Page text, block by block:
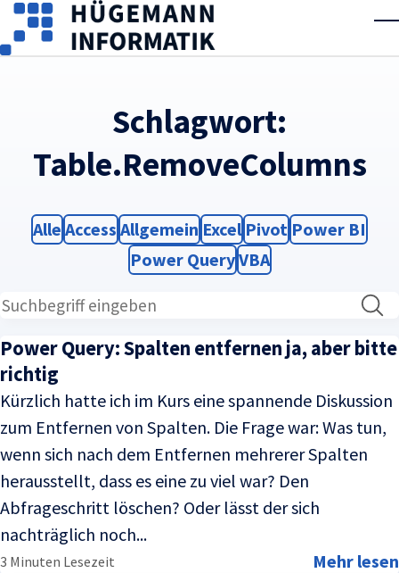
Skip to main content
Schlagwort:
Table.RemoveColumns
Filter
Alle Filter
Access Filter
Allgemein Filter
Excel Filter
Pivot Filter
Power BI
Filter
Power QueryFilter
VBA
Power Query: Spalten entfernen ja, aber bitte
richtig
Kürzlich hatte ich im Kurs eine spannende Diskussion
zum Entfernen von Spalten. Die Frage war: Was tun,
wenn sich nach dem Entfernen mehrerer Spalten
herausstellt, dass es eine zu viel war? Den
Abfrageschritt löschen? Oder lässt der sich
nachträglich noch...
3 Minuten Lesezeit Mehr lesen